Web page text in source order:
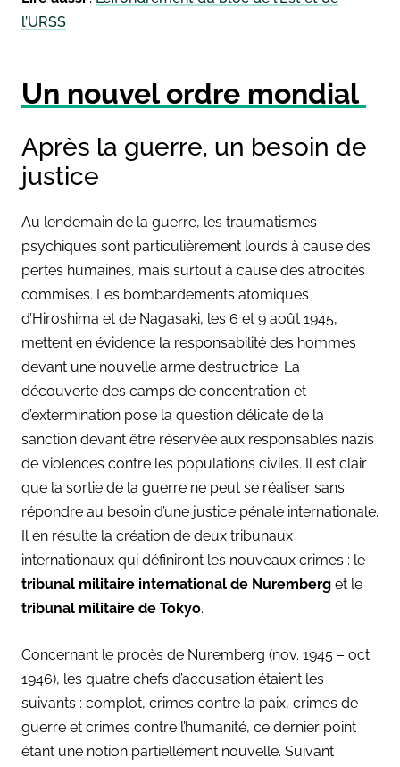
l’URSS
Un nouvel ordre mondial
Après la guerre, un besoin de
justice
Au lendemain de la guerre, les traumatismes
psychiques sont particulièrement lourds à cause des
pertes humaines, mais surtout à cause des atrocités
commises. Les bombardements atomiques
d’Hiroshima et de Nagasaki, les 6 et 9 août 1945,
mettent en évidence la responsabilité des hommes
devant une nouvelle arme destructrice. La
découverte des camps de concentration et
d’extermination pose la question délicate de la
sanction devant être réservée aux responsables nazis
de violences contre les populations civiles. Il est clair
que la sortie de la guerre ne peut se réaliser sans
répondre au besoin d’une justice pénale internationale.
Il en résulte la création de deux tribunaux
internationaux qui définiront les nouveaux crimes : le
tribunal militaire international de Nuremberg et le
tribunal militaire de Tokyo.
Concernant le procès de Nuremberg (nov. 1945 – oct.
1946), les quatre chefs d’accusation étaient les
suivants : complot, crimes contre la paix, crimes de
guerre et crimes contre l’humanité, ce dernier point
étant une notion partiellement nouvelle. Suivant